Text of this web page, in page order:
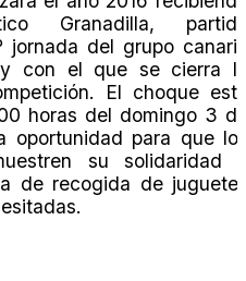
Granadilla,
jornada del grupo
con el que se cierra
El choque
horas del domingo 3
oportunidad para que
su solidaridad
de recogida de